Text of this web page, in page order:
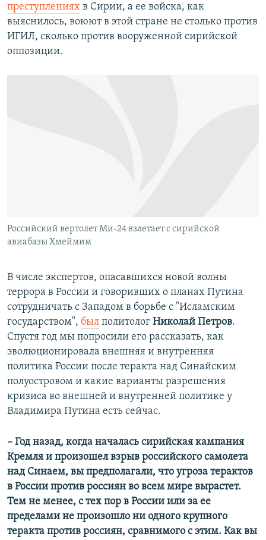
преступлениях в Сирии, а ее войска, как
выяснилось, воюют в этой стране не столько против
ИГИЛ, сколько против вооруженной сирийской
оппозиции.
Российский вертолет Ми-24 взлетает с сирийской
авиабазы Хмеймим
В числе экспертов, опасавшихся новой волны
террора в России и говоривших о планах Путина
сотрудничать с Западом в борьбе с "Исламским
государством", был политолог Николай Петров.
Спустя год мы попросили его рассказать, как
эволюционировала внешняя и внутренняя
политика России после теракта над Синайским
полуостровом и какие варианты разрешения
кризиса во внешней и внутренней политике у
Владимира Путина есть сейчас.
​– Год назад, когда началась сирийская кампания
Кремля и произошел взрыв российского самолета
над Синаем, вы предполагали, что угроза терактов
в России против россиян во всем мире вырастет.
Тем не менее, с тех пор в России или за ее
пределами не произошло ни одного крупного
теракта против россиян, сравнимого с этим. Как вы